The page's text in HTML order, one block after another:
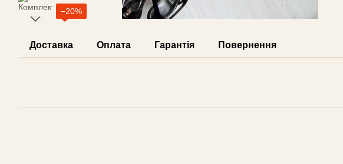
−20%
Доставка Оплата Гарантія Повернення